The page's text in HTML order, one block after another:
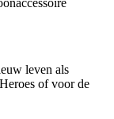
leven als
of voor de